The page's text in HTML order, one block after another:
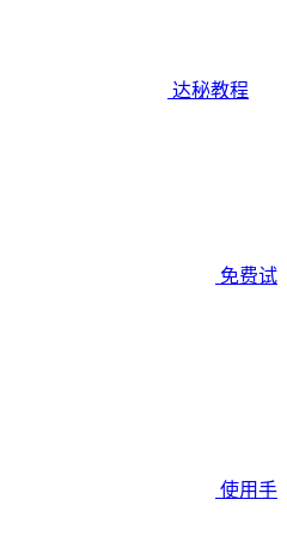
达秘教程
免费试
使用手